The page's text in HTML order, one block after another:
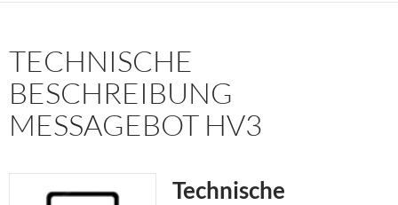
TECHNISCHE
BESCHREIBUNG
MESSAGEBOT HV3
Technische